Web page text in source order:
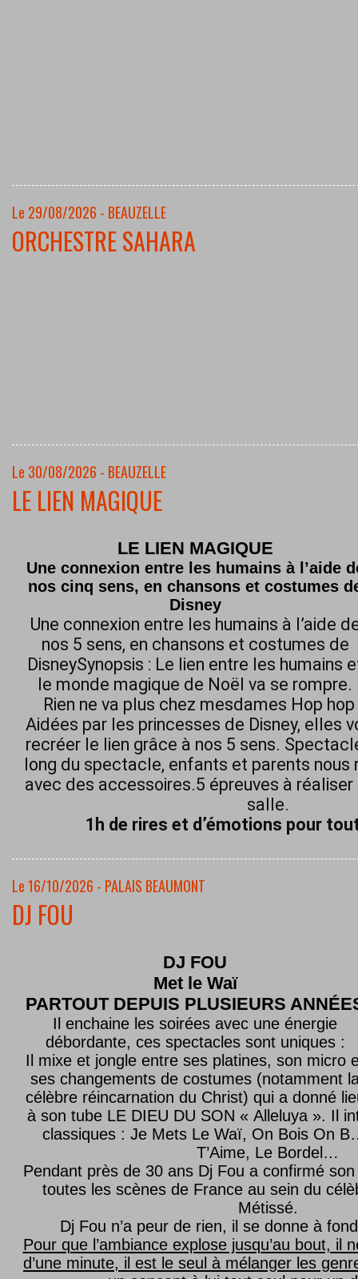
Le 29/08/2026 - BEAUZELLE
ORCHESTRE SAHARA
Le 30/08/2026 - BEAUZELLE
LE LIEN MAGIQUE
LE LIEN MAGIQUE
Une connexion entre les humains à l’aide
nos cinq sens, en chansons et costumes
Disney
Une connexion entre les humains à l’aide
nos 5 sens, en chansons et costumes de
DisneySynopsis : Le lien entre les humains
le monde magique de Noël va se rompre.
Rien ne va plus chez mesdames Hop
Aidées par les princesses de Disney, elles
recréer le lien grâce à nos 5 sens.
long du spectacle, enfants et parents nous
avec des accessoires.5 épreuves à
salle.
1h de rires et d’émotions pour
Le 16/10/2026 - PALAIS BEAUMONT
DJ FOU
DJ FOU
Met le Waï
PARTOUT DEPUIS PLUSIEURS
Il enchaine les soirées avec une énergie
débordante, ces spectacles sont uniques :
Il mixe et jongle entre ses platines, son micro
ses changements de costumes (notamment
célèbre réincarnation du Christ) qui a donné
à son tube LE DIEU DU SON « Alleluya ». Il
classiques : Je Mets Le Waï, On Bois On
T’Aime, Le Bordel…
Pendant près de 30 ans Dj Fou a confirmé son
toutes les scènes de France au sein du
Métissé.
Dj Fou n’a peur de rien, il se donne à
Pour que l’ambiance explose jusqu’au bout, il
d’une minute, il est le seul à mélanger les